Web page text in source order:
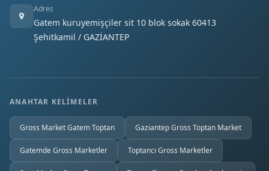
Adres
Gatem kuruyemişçiler sit 10 blok sokak 60413
Şehitkamil / GAZİANTEP
ANAHTAR KELIMELER
Gross Market Gatem Toptan Gaziantep Gross Toptan Market
Gatemde Gross Marketler Toptancı Gross Marketler